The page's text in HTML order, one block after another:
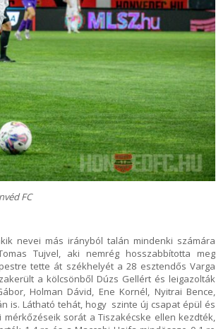
FC
nevei más irányból talán mindenki számára
Tujvel, aki nemrég hosszabbította meg
tette át székhelyét a 28 esztendős Varga
a kölcsönből Dúzs Gellért és leigazolták
Holman Dávid, Ene Kornél, Nyitrai Bence,
is. Látható tehát, hogy szinte új csapat épül és
sorát a Tiszakécske ellen kezdték,